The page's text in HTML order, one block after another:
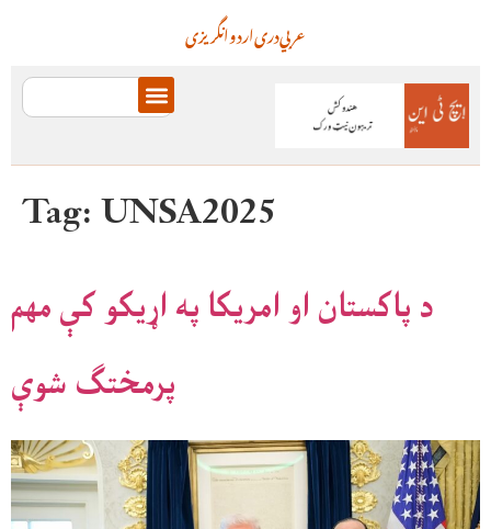
انگریزیاردودریعربي
Tag:UNSA2025
د پاکستان او امریکا په اړیکو کې مهم
پرمختګ شوې